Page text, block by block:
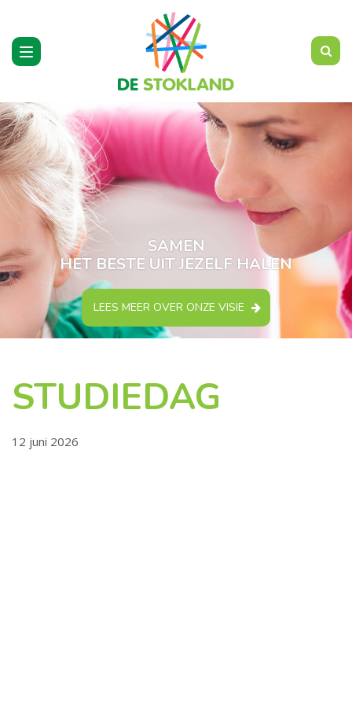
Toggle
navigation
SAMEN
HET BESTE UIT JEZELF HALEN
LEES MEER OVER ONZE VISIE
STUDIEDAG
12 juni 2026